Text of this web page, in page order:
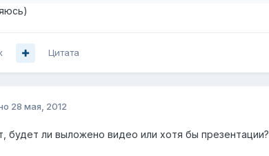
Цитата
28 мая, 2012
будет ли выложено видео или хотя бы презентации?